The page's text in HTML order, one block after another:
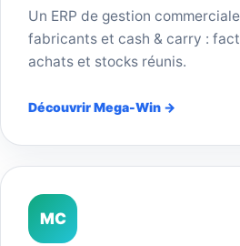
Un ERP de gestion
fabricants et cash & carry :
achats et stocks réunis.
Découvrir Mega-Win →
MC